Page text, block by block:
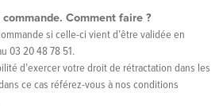
Comment faire ?
si celle-ci vient d’être validée en
03 20 48 78 51.
d’exercer votre droit de rétractation dans les
ce cas référez-vous à nos conditions